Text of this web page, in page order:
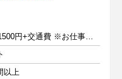
時給1250円～時給1500円+交通費 ※お仕事により時給は変動
以上